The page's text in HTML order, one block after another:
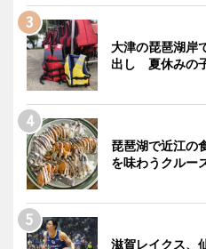
大津の琵琶湖岸
出し 夏休みの
琵琶湖で近江
を味わうクルー
滋賀レイクス、